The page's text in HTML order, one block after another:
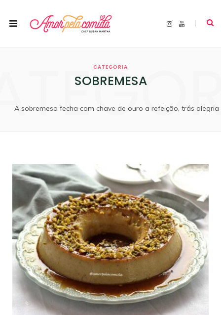
I
Y
CATEGORIA
SOBREMESA
A sobremesa fecha com chave de ouro a refeição, trás